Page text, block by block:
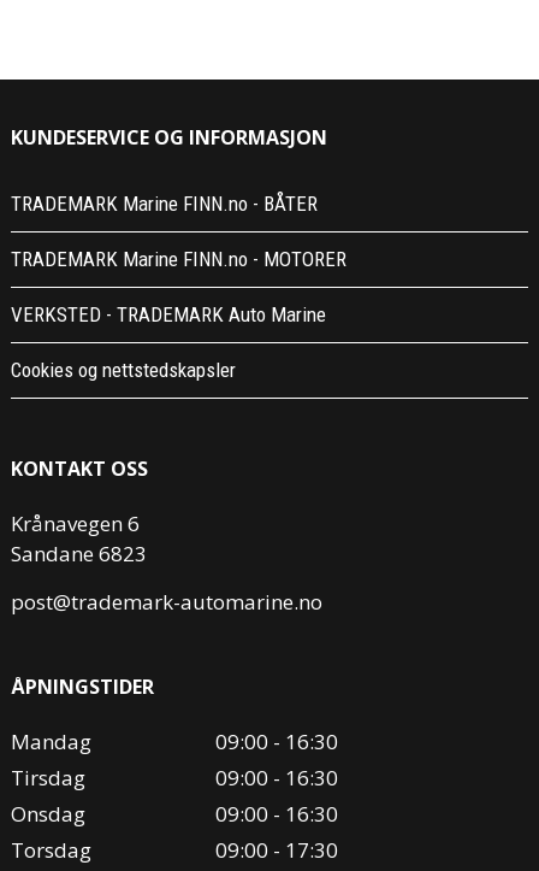
KUNDESERVICE OG INFORMASJON
TRADEMARK Marine FINN.no - BÅTER
TRADEMARK Marine FINN.no - MOTORER
VERKSTED - TRADEMARK Auto Marine
Cookies og nettstedskapsler
KONTAKT OSS
Krånavegen 6
Sandane 6823
post@trademark-automarine.no
ÅPNINGSTIDER
Mandag
09:00 - 16:30
Tirsdag
09:00 - 16:30
Onsdag
09:00 - 16:30
Torsdag
09:00 - 17:30